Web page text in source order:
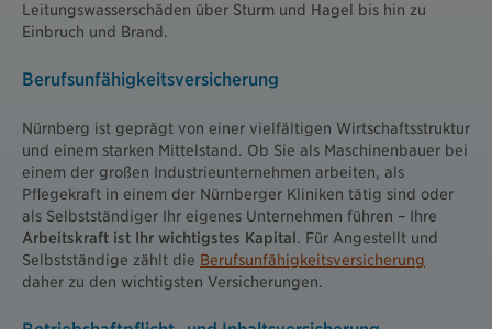
Leitungswasserschäden über Sturm und Hagel bis hin zu
Einbruch und Brand.
Berufsunfähigkeitsversicherung
Nürnberg ist geprägt von einer vielfältigen Wirtschaftsstruktur
und einem starken Mittelstand. Ob Sie als Maschinenbauer bei
einem der großen Industrieunternehmen arbeiten, als
Pflegekraft in einem der Nürnberger Kliniken tätig sind oder
als Selbstständiger Ihr eigenes Unternehmen führen – Ihre
Arbeitskraft ist Ihr wichtigstes Kapital. Für Angestellt und
Selbstständige zählt die Berufsunfähigkeitsversicherung
daher zu den wichtigsten Versicherungen.